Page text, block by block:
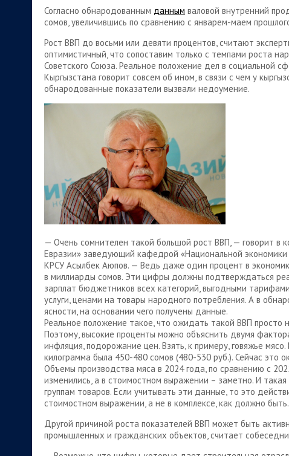
Согласно обнародованным данным валовой внутренний
сомов, увеличившись по сравнению с январем-маем
Рост ВВП до восьми или девяти процентов, считают
оптимистичный, что сопоставим только с темпами роста
Советского Союза. Реальное положение дел в социальной
Кыргызстана говорит совсем об ином, в связи с чем у
обнародованные показатели вызвали недоумение.
— Очень сомнителен такой большой рост ВВП, — говорит в
Евразии» заведующий кафедрой «Национальной экономики
КРСУ Асылбек Аюпов. — Ведь даже один процент в
в миллиарды сомов. Эти цифры должны подтверждаться
зарплат бюджетников всех категорий, выгодными
услуги, ценами на товары народного потребления. А в
ясности, на основании чего получены данные.
Реальное положение такое, что ожидать такой ВВП просто
Поэтому, высокие проценты можно объяснить двумя
инфляция, подорожание цен. Взять, к примеру, говяжье
килограмма была 450-480 сомов (480-530 руб.). Сейчас это
Объемы производства мяса в 2024 года, по сравнению с
изменились, а в стоимостном выражении – заметно. И
группам товаров. Если учитывать эти данные, то это
стоимостном выражении, а не в комплексе, как должно быть.
Другой причиной роста показателей ВВП может быть
промышленных и гражданских объектов, считает